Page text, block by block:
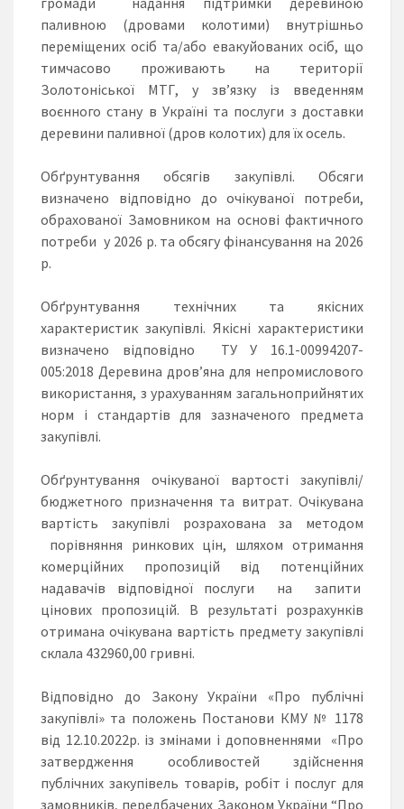
паливною (дровами колотими) внутрішньо
переміщених осіб та/або евакуйованих осіб, що
тимчасово проживають на території
Золотоніської МТГ, у зв’язку із введенням
воєнного стану в Україні та послуги з доставки
деревини паливної (дров колотих) для їх осель.
Обґрунтування обсягів закупівлі. Обсяги
визначено відповідно до очікуваної потреби,
обрахованої Замовником на основі фактичного
потреби у 2026 р. та обсягу фінансування на 2026
р.
Обґрунтування технічних та якісних
характеристик закупівлі. Якісні характеристики
визначено відповідно ТУ У 16.1-00994207-
005:2018 Деревина дров’яна для непромислового
використання, з урахуванням загальноприйнятих
норм і стандартів для зазначеного предмета
закупівлі.
Обґрунтування очікуваної вартості закупівлі/
бюджетного призначення та витрат. Очікувана
вартість закупівлі розрахована за методом
порівняння ринкових цін, шляхом отримання
комерційних пропозицій від потенційних
надавачів відповідної послуги на запити
цінових пропозицій. В результаті розрахунків
отримана очікувана вартість предмету закупівлі
склала 432960,00 гривні.
Відповідно до Закону України «Про публічні
закупівлі» та положень Постанови КМУ № 1178
від 12.10.2022р. із змінами і доповненнями «Про
затвердження особливостей здійснення
публічних закупівель товарів, робіт і послуг для
замовників, передбачених Законом України “Про